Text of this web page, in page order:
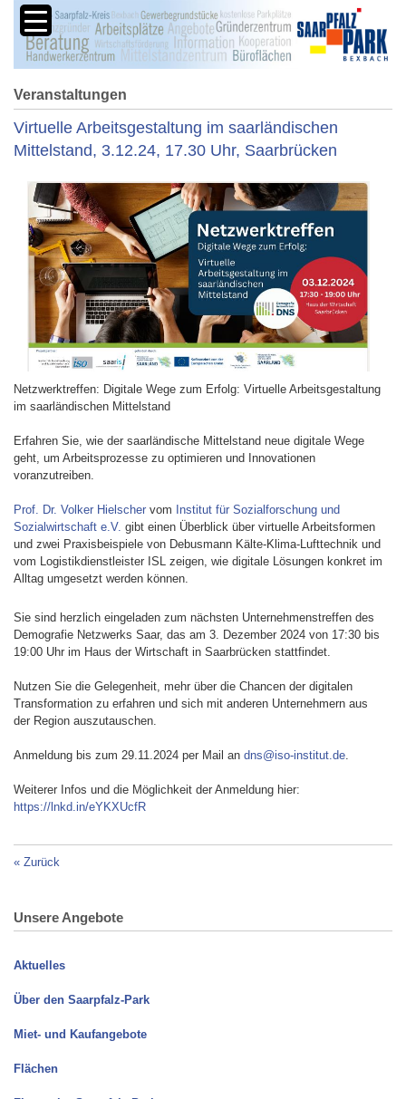
Veranstaltungen
Virtuelle Arbeitsgestaltung im saarländischen
Mittelstand, 3.12.24, 17.30 Uhr, Saarbrücken
Netzwerktreffen: Digitale Wege zum Erfolg: Virtuelle Arbeitsgestaltung
im saarländischen Mittelstand
Erfahren Sie, wie der saarländische Mittelstand neue digitale Wege
geht, um Arbeitsprozesse zu optimieren und Innovationen
voranzutreiben.
Prof. Dr. Volker Hielscher vom
Institut für Sozialforschung und
Sozialwirtschaft e.V. gibt einen Überblick über virtuelle Arbeitsformen
und zwei Praxisbeispiele von Debusmann Kälte-Klima-Lufttechnik und
vom Logistikdienstleister ISL zeigen, wie digitale Lösungen konkret im
Alltag umgesetzt werden können.
Sie sind herzlich eingeladen zum nächsten Unternehmenstreffen des
Demografie Netzwerks Saar, das am 3. Dezember 2024 von 17:30 bis
19:00 Uhr im Haus der Wirtschaft in Saarbrücken stattfindet.
Nutzen Sie die Gelegenheit, mehr über die Chancen der digitalen
Transformation zu erfahren und sich mit anderen Unternehmern aus
der Region auszutauschen.
Anmeldung bis zum 29.11.2024 per Mail an dns@iso-institut.de.
Weiterer Infos und die Möglichkeit der Anmeldung hier:
https://lnkd.in/eYKXUcfR
« Zurück
Unsere Angebote
Aktuelles
Über den Saarpfalz-Park
Miet- und Kaufangebote
Flächen